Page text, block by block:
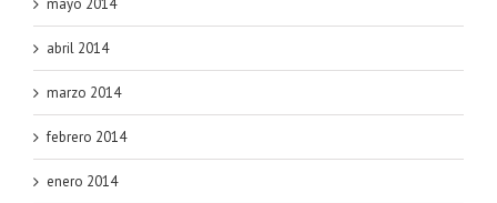
mayo 2014
abril 2014
marzo 2014
febrero 2014
enero 2014